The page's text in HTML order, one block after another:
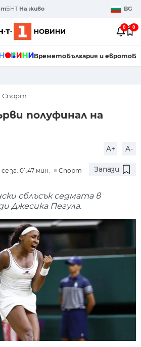
БНТ На живо BG
0 0
ВреметоБългария и еврото
Спорт
полуфинал на
A+ A-
за: 01:47 мин. Спорт Запази
сблъсък седмата в
Джесика Пегула.